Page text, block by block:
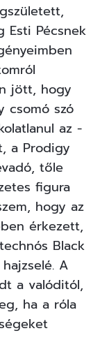
Esti Pécsnek
jött, hogy
csomó szó
az -
a Prodigy
tőle
figura
hogy az
érkezett,
Black
A
a valóditól,
ha a róla